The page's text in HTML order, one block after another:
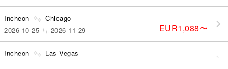
Incheon Chicago
EUR1,088〜
2026-10-25 2026-11-29
Incheon Las Vegas